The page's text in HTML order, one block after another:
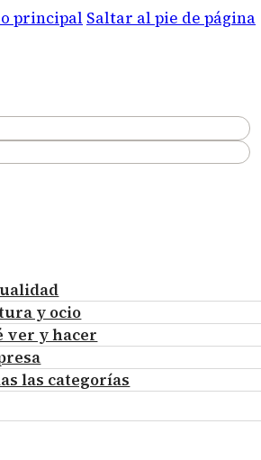
principal Saltar al pie de página
y ocio
ver y hacer
las categorías